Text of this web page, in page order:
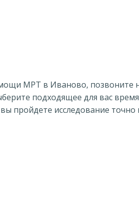
МРТ в Иваново, позвоните
подходящее для вас
пройдете исследование точно